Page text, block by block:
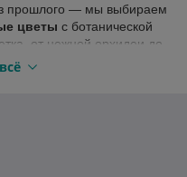
прошлого — мы выбираем
цветы с ботанической
от нежной орхидеи до
передает фактуру живого
уют, но не готов
растения не вянут, не
оттенков годами.
вазу, чтобы